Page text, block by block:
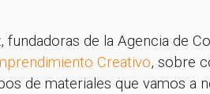
fundadoras de la Agencia de
Creativo, sobre
de materiales que vamos a